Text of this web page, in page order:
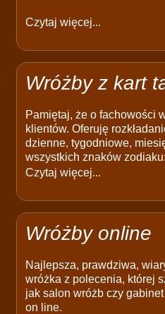
Czytaj więcej...
Wróżby z kart
Pamiętaj, że o fachowości
klientów. Oferuję
dzienne, tygodniowe,
wszystkich znaków zodiaku:
Czytaj więcej...
Wróżby online
Najlepsza, prawdziwa,
wróżka z polecenia, której
jak salon wróżb czy
on line.